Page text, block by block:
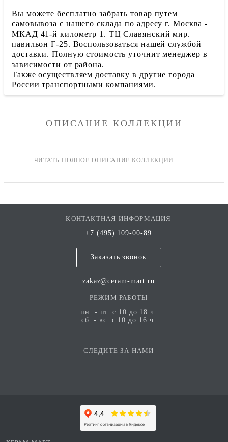
Вы можете бесплатно забрать товар путем
самовывоза с нашего склада по адресу г. Москва -
МКАД 41-й километр 1. ТЦ Славянский мир.
павильон Г-25. Воспользоваться нашей службой
доставки. Полную стоимость уточнит менеджер в
зависимости от района.
Также осуществляем доставку в другие города
России транспортными компаниями.
ОПИСАНИЕ КОЛЛЕКЦИИ
КОНТАКТНАЯ ИНФОРМАЦИЯ
+7 (495) 109-00-89
Заказать звонок
zakaz@ceram-mart.ru
РЕЖИМ РАБОТЫ
пн. - пт.:с 10 до 18 ч.
сб. - вс.:с 10 до 16 ч.
СЛЕДИТЕ ЗА НАМИ